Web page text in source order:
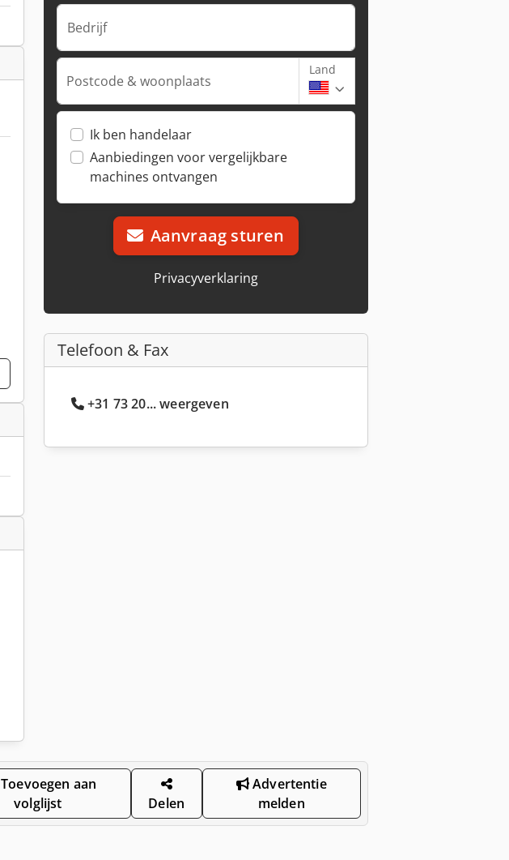
Bedrijf
Postcode & woonplaats
Land
Ik ben handelaar
Aanbiedingen voor vergelijkbare
machines ontvangen
Aanvraag sturen
Privacyverklaring
Telefoon & Fax
+31 73 20... weergeven
Toevoegen aan
volglijst
Delen
Advertentie
melden